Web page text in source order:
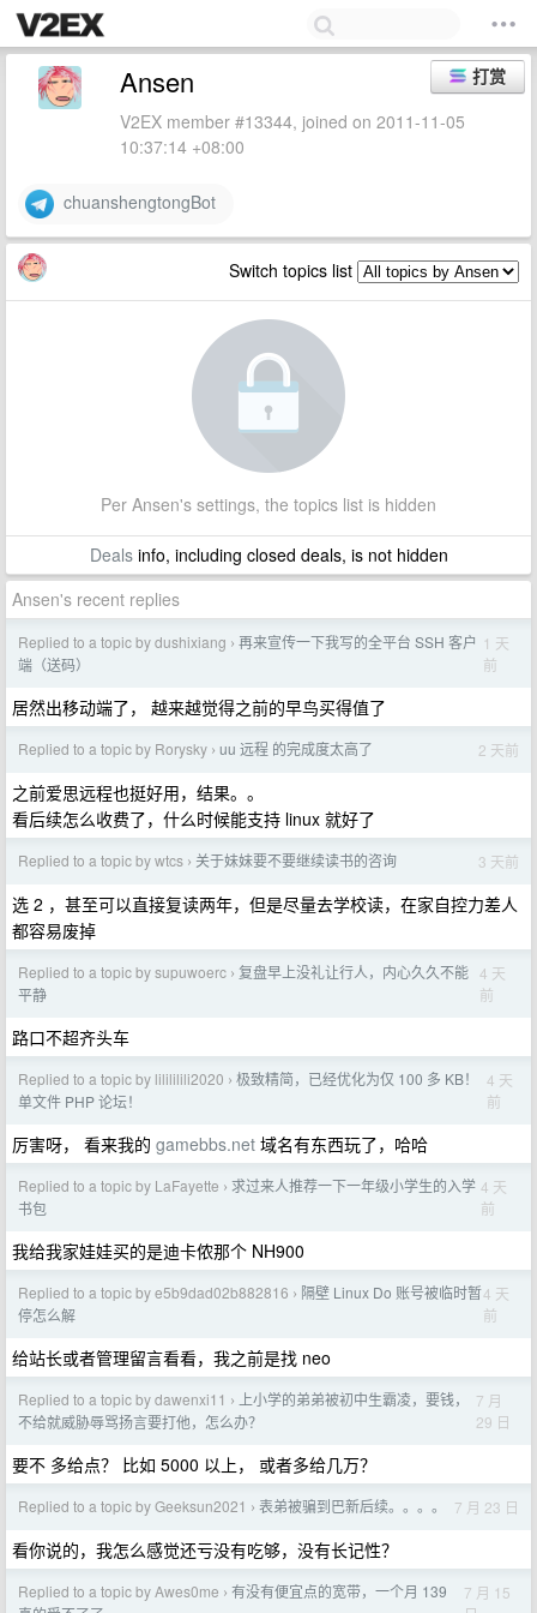
打赏
Ansen
V2EX member #13344, joined on 2011-11-05
10:37:14 +08:00
chuanshengtongBot
Switch topics list
Per Ansen's settings, the topics list is hidden
Dealsinfo, including closed deals, is not hidden
Ansen's recent replies
Replied to a topic by dushixiang › 再来宣传一下我写的全平台 SSH 客户
端（送码）
1 天
前
居然出移动端了， 越来越觉得之前的早鸟买得值了
Replied to a topic by Rorysky › uu 远程 的完成度太高了 2 天前
之前爱思远程也挺好用，结果。。
看后续怎么收费了，什么时候能支持 linux 就好了
Replied to a topic by wtcs › 关于妹妹要不要继续读书的咨询 3 天前
选 2 ，甚至可以直接复读两年，但是尽量去学校读，在家自控力差人
都容易废掉
Replied to a topic by supuwoerc › 复盘早上没礼让行人，内心久久不能
平静
4 天
前
路口不超齐头车
Replied to a topic by lilililili2020 › 极致精简，已经优化为仅 100 多 KB！
单文件 PHP 论坛！
4 天
前
厉害呀， 看来我的 gamebbs.net 域名有东西玩了，哈哈
Replied to a topic by LaFayette › 求过来人推荐一下一年级小学生的入学
书包
4 天
前
我给我家娃娃买的是迪卡侬那个 NH900
Replied to a topic by e5b9dad02b882816 › 隔壁 Linux Do 账号被临时暂
停怎么解
4 天
前
给站长或者管理留言看看，我之前是找 neo
Replied to a topic by dawenxi11 ›
上小学的弟弟被初中生霸凌，要钱，
不给就威胁辱骂扬言要打他，怎么办？
7 月
29 日
要不 多给点？ 比如 5000 以上， 或者多给几万？
Replied to a topic by Geeksun2021 › 表弟被骗到巴新后续。。。。 7 月 23 日
看你说的，我怎么感觉还亏没有吃够，没有长记性？
Replied to a topic by Awes0me › 有没有便宜点的宽带，一个月 139
7 月 15